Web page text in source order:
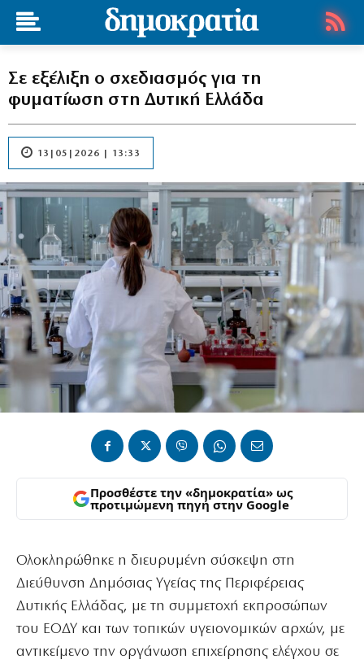
Σε εξέλιξη ο σχεδιασμός για τη
φυματίωση στη Δυτική Ελλάδα
13|05|2026 | 13:33
Προσθέστε την «δημοκρατία» ως
προτιμώμενη πηγή στην Google
Ολοκληρώθηκε η διευρυμένη σύσκεψη στη
Διεύθυνση Δημόσιας Υγείας της Περιφέρειας
Δυτικής Ελλάδας, με τη συμμετοχή εκπροσώπων
του ΕΟΔΥ και των τοπικών υγειονομικών αρχών, με
αντικείμενο την οργάνωση επιχείρησης ελέγχου σε